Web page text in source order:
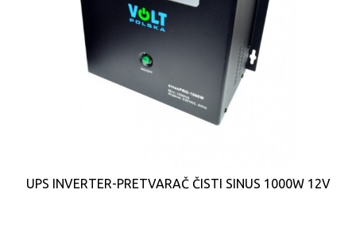
UPS INVERTER-PRETVARAČ ČISTI SINUS 1000W 12V